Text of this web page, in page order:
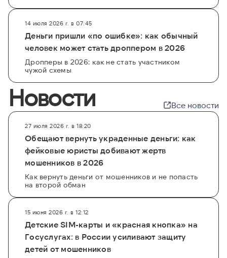
14 июля 2026 г. в 07:45
Деньги пришли «по ошибке»: как обычный
человек может стать дроппером в 2026
Дропперы в 2026: как не стать участником
чужой схемы
Новости Все новости
27 июля 2026 г. в 18:20
Обещают вернуть украденные деньги: как
фейковые юристы добивают жертв
мошенников в 2026
Как вернуть деньги от мошенников и не попасть
на второй обман
15 июня 2026 г. в 12:12
Детские SIM-карты и «красная кнопка» на
Госуслугах: в России усиливают защиту
детей от мошенников